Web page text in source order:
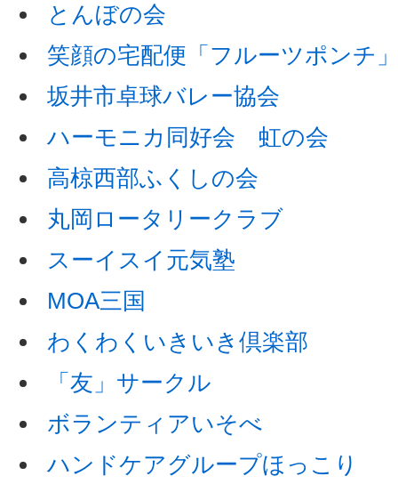
とんぼの会
笑顔の宅配便「フルーツポンチ
坂井市卓球バレー協会
ハーモニカ同好会 虹の会
高椋西部ふくしの会
丸岡ロータリークラブ
スーイスイ元気塾
MOA三国
わくわくいきいき倶楽部
「友」サークル
ボランティアいそべ
ハンドケアグループほっこり